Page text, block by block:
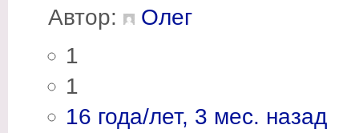
Автор:
Олег
1
1
16 года/лет, 3 мес. назад